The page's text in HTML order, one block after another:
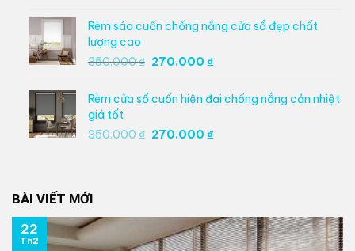
là:
350.000 ₫.
tại
là:
270.000 ₫.
Rèm sáo cuốn chống nắng cửa sổ đẹp chất
lượng cao
350.000₫ Giá
là:
350.000 ₫.
270.000 ₫Giá
tại
là:
270.000 ₫.
Rèm cửa sổ cuốn hiện đại chống nắng cản nhiệt
giá tốt
350.000₫ Giá
270.000 ₫Giá
BÀI VIẾT MỚI
22
Th2